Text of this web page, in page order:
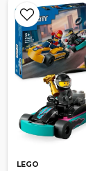
LEGO